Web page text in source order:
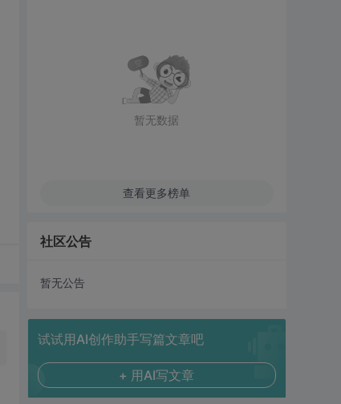
暂无数据
查看更多榜单
社区公告
暂无公告
试试用AI创作助手写篇文章吧
+ 用AI写文章